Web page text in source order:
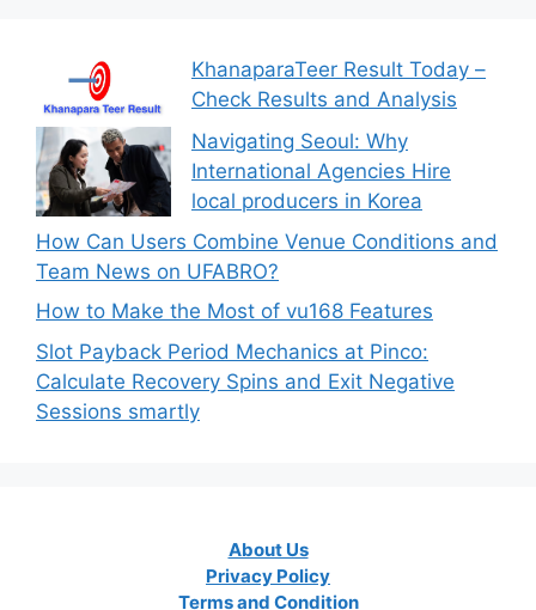
KhanaparaTeer Result Today –
Check Results and Analysis
Navigating Seoul: Why
International Agencies Hire
local producers in Korea
How Can Users Combine Venue Conditions and
Team News on UFABRO?
How to Make the Most of vu168 Features
Slot Payback Period Mechanics at Pinco:
Calculate Recovery Spins and Exit Negative
Sessions smartly
About Us
Privacy Policy
Terms and Condition